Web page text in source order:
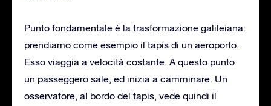
Punto fondamentale è la trasformazione galileiana:
prendiamo come esempio il tapis di un aeroporto.
Esso viaggia a velocità costante. A questo punto
un passeggero sale, ed inizia a camminare. Un
osservatore, al bordo del tapis, vede quindi il